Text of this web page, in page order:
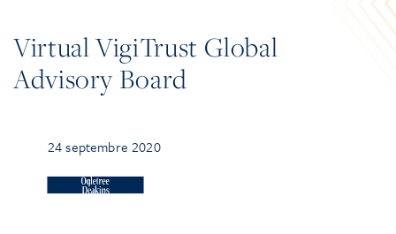
Virtual VigiTrust Global
Advisory Board
24 septembre 2020